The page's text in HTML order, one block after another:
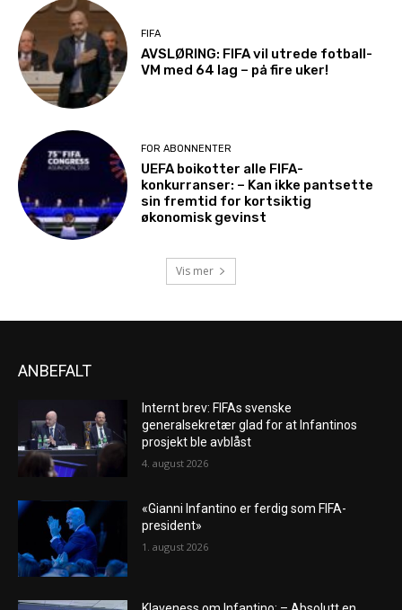
FIFA
AVSLØRING: FIFA vil utrede fotball-
VM med 64 lag – på fire uker!
FOR ABONNENTER
UEFA boikotter alle FIFA-
konkurranser: – Kan ikke pantsette
sin fremtid for kortsiktig
økonomisk gevinst
Vis mer
ANBEFALT
Internt brev: FIFAs svenske
generalsekretær glad for at Infantinos
prosjekt ble avblåst
4. august 2026
«Gianni Infantino er ferdig som FIFA-
president»
1. august 2026